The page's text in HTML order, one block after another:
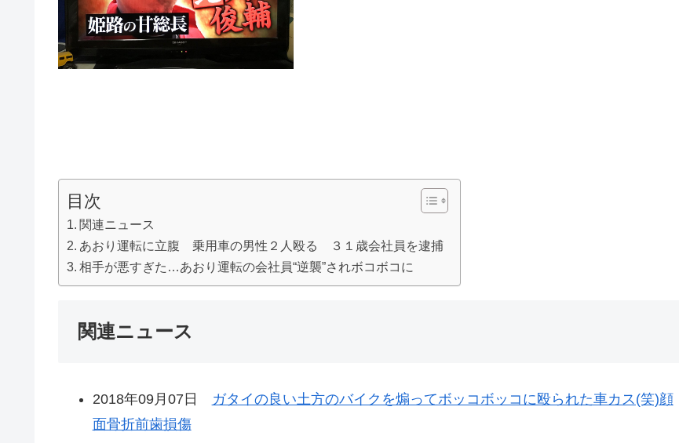
目次
関連ニュース
あおり運転に立腹 乗用車の男性２人殴る ３１歳会社員を逮捕
相手が悪すぎた…あおり運転の会社員“逆襲”されボコボコに
関連ニュース
2018年09月07日
ガタイの良い土方のバイクを煽ってボッコボッコに殴られた車カス(笑)顔
面骨折前歯損傷